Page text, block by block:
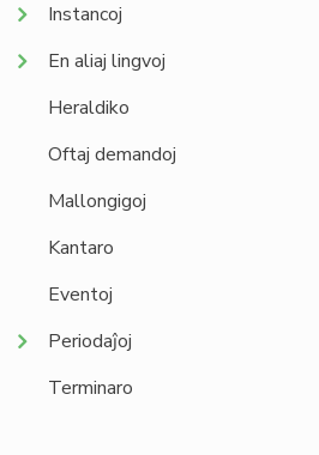
Instancoj
En aliaj lingvoj
Heraldiko
Oftaj demandoj
Mallongigoj
Kantaro
Eventoj
Periodaĵoj
Terminaro